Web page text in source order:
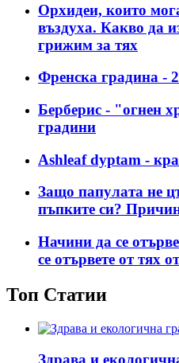
Орхидеи, които
въздуха. Какво да
грижим за тях
Френска градина -
Берберис - "огнен
градини
Ashleaf dyptam -
Защо папулата не
пъпките си?
Начини да се
се отървете от тях
Топ Статии
Здрава и